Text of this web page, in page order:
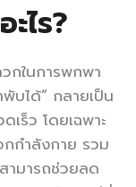
ไร?
กในการพกพา
บได้” กลายเป็น
เร็ว โดยเฉพาะ
กำลังกาย รวม
ามารถช่วยลด